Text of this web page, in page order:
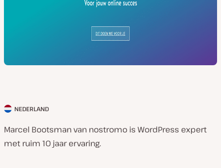
L
a
n
NEDERLAND
Marcel Bootsman van nostromo is WordPress expert
met ruim 10 jaar ervaring.